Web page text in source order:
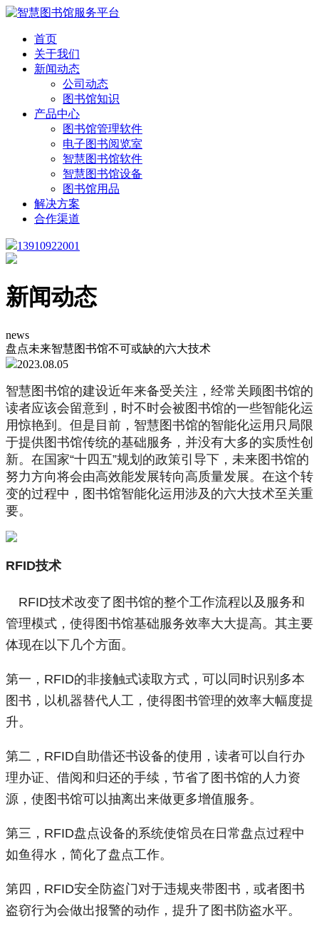
首页
关于我们
新闻动态
公司动态
图书馆知识
产品中心
图书馆管理软件
电子图书阅览室
智慧图书馆软件
智慧图书馆设备
图书馆用品
解决方案
合作渠道
13910922001
新闻动态
news
盘点未来智慧图书馆不可或缺的六大技术
2023.08.05
智慧图书馆的建设近年来备受关注，经常关顾图书馆的
读者应该会留意到，时不时会被图书馆的一些智能化运
用惊艳到。但是目前，智慧图书馆的智能化运用只局限
于提供图书馆传统的基础服务，并没有大多的实质性创
新。在国家“十四五”规划的政策引导下，未来图书馆的
努力方向将会由高效能发展转向高质量发展。在这个转
变的过程中，图书馆智能化运用涉及的六大技术至关重
要。
RFID技术
RFID技术改变了图书馆的整个工作流程以及服务和
管理模式，使得图书馆基础服务效率大大提高。其主要
体现在以下几个方面。
第一，RFID的非接触式读取方式，可以同时识别多本
图书，以机器替代人工，使得图书管理的效率大幅度提
升。
第二，RFID自助借还书设备的使用，读者可以自行办
理办证、借阅和归还的手续，节省了图书馆的人力资
源，使图书馆可以抽离出来做更多增值服务。
第三，RFID盘点设备的系统使馆员在日常盘点过程中
如鱼得水，简化了盘点工作。
第四，RFID安全防盗门对于违规夹带图书，或者图书
盗窃行为会做出报警的动作，提升了图书防盗水平。